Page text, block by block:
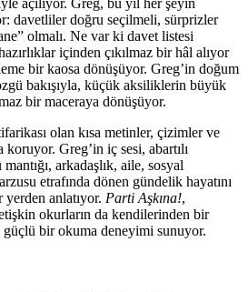
açılıyor. Greg, bu yıl her şeyin
davetliler doğru seçilmeli, sürprizler
olmalı. Ne var ki davet listesi
içinden çıkılmaz bir hâl alıyor
bir kaosa dönüşüyor. Greg’in doğum
bakışıyla, küçük aksiliklerin büyük
bir maceraya dönüşüyor.
olan kısa metinler, çizimler ve
Greg’in iç sesi, abartılı
arkadaşlık, aile, sosyal
etrafında dönen gündelik hayatını
yerden anlatıyor. Parti Aşkına!,
okurların da kendilerinden bir
güçlü bir okuma deneyimi sunuyor.